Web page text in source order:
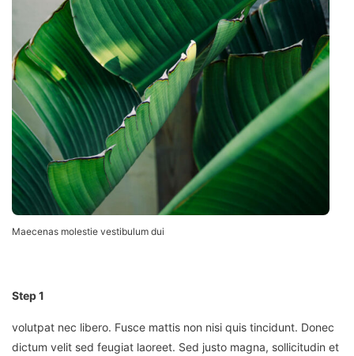
Maecenas molestie vestibulum dui
Step 1
volutpat nec libero. Fusce mattis non nisi quis tincidunt. Donec
dictum velit sed feugiat laoreet. Sed justo magna, sollicitudin et